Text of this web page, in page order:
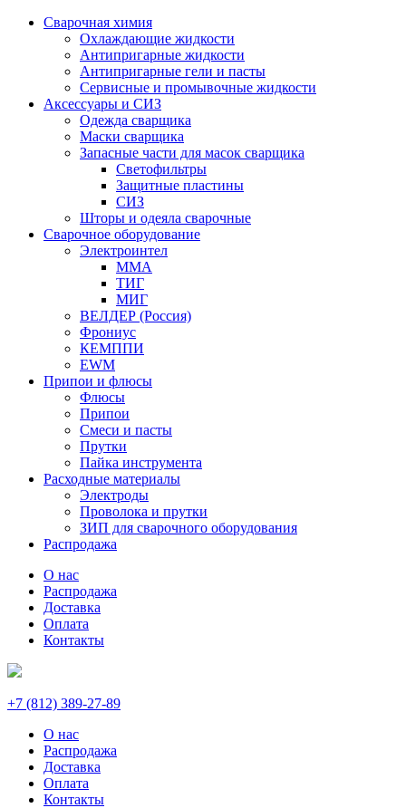
Сварочная химия
Охлаждающие жидкости
Антипригарные жидкости
Антипригарные гели и пасты
Сервисные и промывочные жидкости
Аксессуары и СИЗ
Одежда сварщика
Маски сварщика
Запасные части для масок сварщика
Светофильтры
Защитные пластины
СИЗ
Шторы и одеяла сварочные
Сварочное оборудование
Электроинтел
ММА
ТИГ
МИГ
ВЕЛДЕР (Россия)
Фрониус
КЕМППИ
EWM
Припои и флюсы
Флюсы
Припои
Смеси и пасты
Прутки
Пайка инструмента
Расходные материалы
Электроды
Проволока и прутки
ЗИП для сварочного оборудования
Распродажа
О нас
Распродажа
Доставка
Оплата
Контакты
+7 (812) 389-27-89
О нас
Распродажа
Доставка
Оплата
Контакты